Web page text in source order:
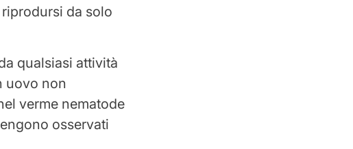
da solo
qualsiasi attività
uovo non
verme nematode
osservati